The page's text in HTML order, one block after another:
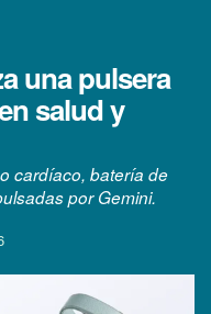
una pulsera
salud y
cardíaco, batería de
por Gemini.